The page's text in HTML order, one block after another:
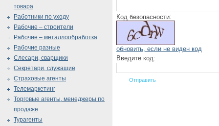
Код безопасности:
обновить, если не виден код
Введите код:
товара
Работники по уходу
Рабочие – строители
Рабочие – металлообработка
Рабочие разные
Слесари, сварщики
Секретари, служащие
Страховые агенты
Телемаркетинг
Торговые агенты, менеджеры по
продаже
Турагенты